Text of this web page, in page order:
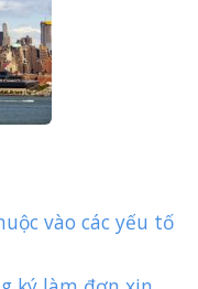
vào các yếu tố